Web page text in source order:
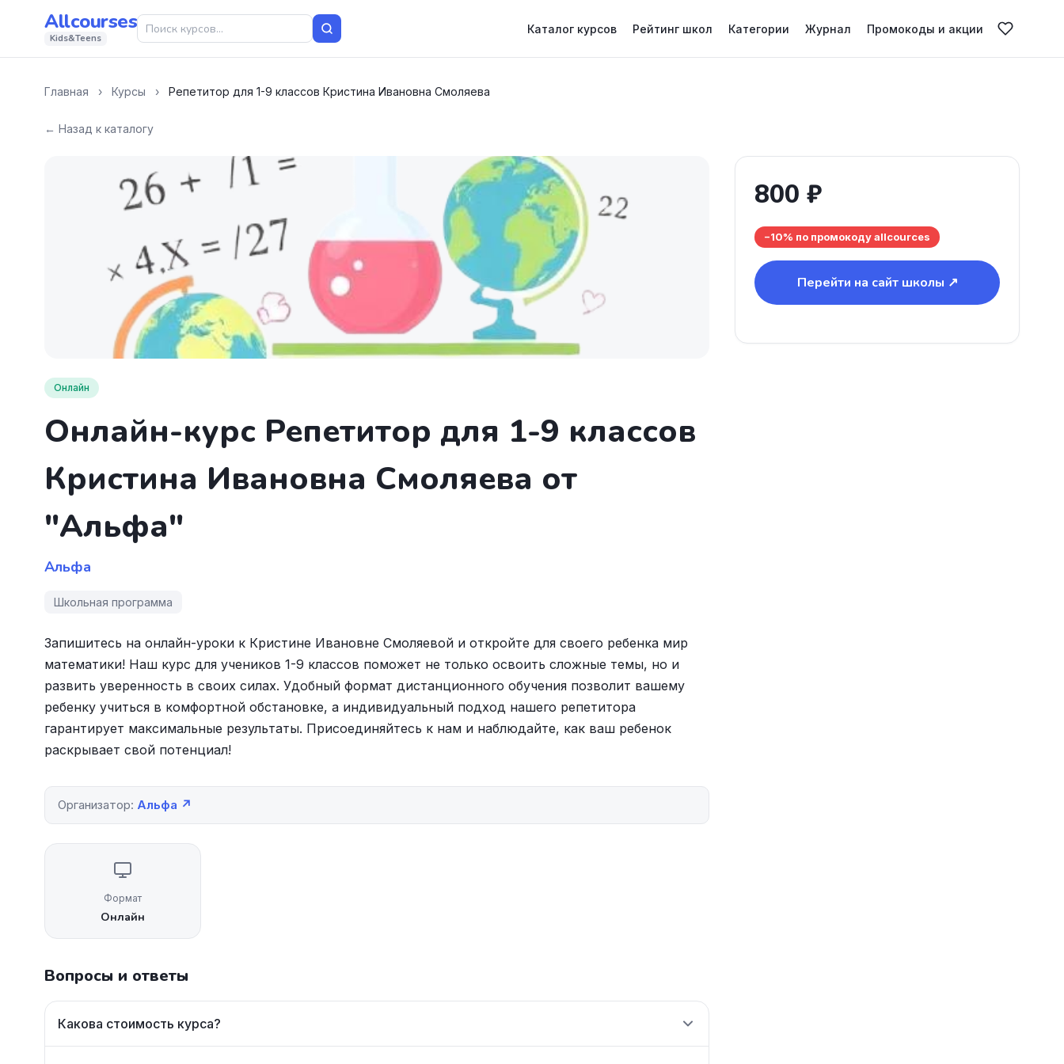
Allcourses
Kids&Teens
Каталог курсов Рейтинг школ Категории Журнал Промокоды и акции
Главная › Курсы › Репетитор для 1-9 классов Кристина Ивановна Смоляева
← Назад к каталогу
Онлайн
Онлайн-курс Репетитор для 1-9 классов
Кристина Ивановна Смоляева от
"Альфа"
Альфа
Школьная программа
Запишитесь на онлайн-уроки к Кристине Ивановне Смоляевой и откройте для своего ребенка мир
математики! Наш курс для учеников 1-9 классов поможет не только освоить сложные темы, но и
развить уверенность в своих силах. Удобный формат дистанционного обучения позволит вашему
ребенку учиться в комфортной обстановке, а индивидуальный подход нашего репетитора
гарантирует максимальные результаты. Присоединяйтесь к нам и наблюдайте, как ваш ребенок
раскрывает свой потенциал!
Организатор: Альфа ↗
Формат
Онлайн
Вопросы и ответы
Какова стоимость курса?
800 ₽
−10% по промокоду allcources
Перейти на сайт школы ↗